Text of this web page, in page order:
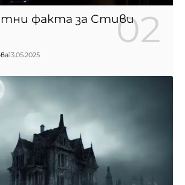
факта за Стиви
13.05.2025